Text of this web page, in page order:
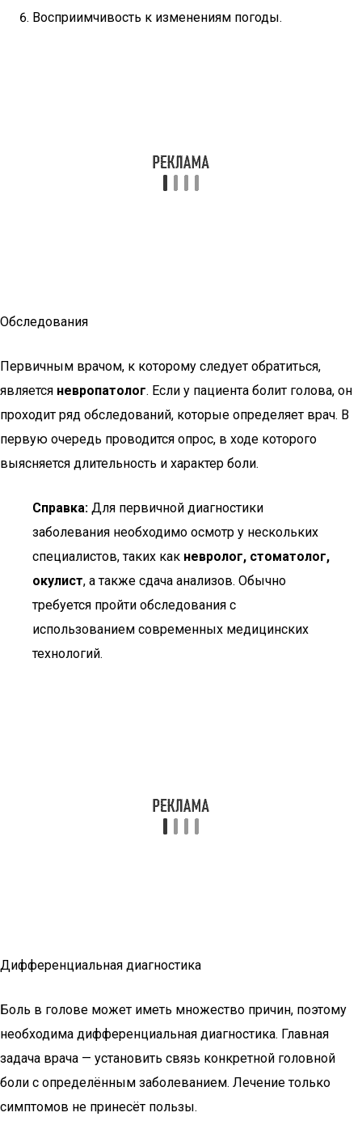
Восприимчивость к изменениям погоды.
Обследования
Первичным врачом, к которому следует обратиться,
является невропатолог. Если у пациента болит голова, он
проходит ряд обследований, которые определяет врач. В
первую очередь проводится опрос, в ходе которого
выясняется длительность и характер боли.
Справка: Для первичной диагностики
заболевания необходимо осмотр у нескольких
специалистов, таких как невролог, стоматолог,
окулист, а также сдача анализов. Обычно
требуется пройти обследования с
использованием современных медицинских
технологий.
Дифференциальная диагностика
Боль в голове может иметь множество причин, поэтому
необходима дифференциальная диагностика. Главная
задача врача — установить связь конкретной головной
боли с определённым заболеванием. Лечение только
симптомов не принесёт пользы.